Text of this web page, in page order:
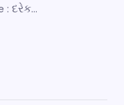
: દરેક…